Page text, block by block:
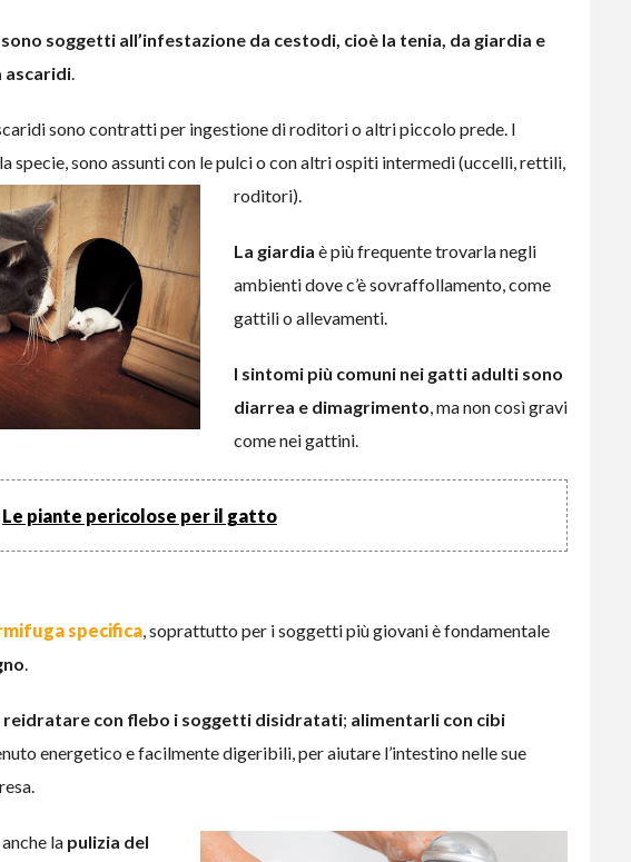
soggetti all’infestazione da cestodi, cioè la tenia, da giardia e
ascaridi
sono contratti per ingestione di roditori o altri piccolo prede. I
specie, sono assunti con le pulci o con altri ospiti intermedi (uccelli, rettili,
roditori).
La giardia è più frequente trovarla negli
ambienti dove c’è sovraffollamento, come
gattili o allevamenti.
I sintomi più comuni nei gatti adulti sono
diarrea e dimagrimento , ma non così gravi
come nei gattini.
Le piante pericolose per il gatto
specifica , soprattutto per i soggetti più giovani è fondamentale
reidratare con flebo i soggetti disidratati; alimentarli con cibi
energetico e facilmente digeribili, per aiutare l’intestino nelle sue
la pulizia del